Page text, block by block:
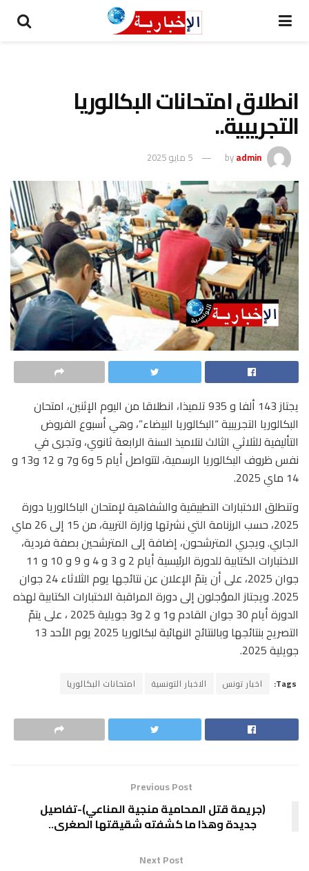
انطلاق امتحانات البكالوريا
التجريبية..
byadmin 5 مايو 2025
يجتاز 143 ألفا و 935 تلميذا، انطلاقا من اليوم الإثنين، امتحان
البكالوريا التجريبية “البكالوريا البيضاء”، وهي أسبوع الفروض
التأليفية للثلاثي الثالث لتلاميذ السنة الرابعة ثانوي، وتجرى في
نفس ظروف البكالوريا الرسمية، لتتواصل أيام 5 و6 و7 و 12 و13 و
14 ماي 2025.
وتنطلق الاختبارات التطبيقية والشفاهية لإمتحان الباكالوريا دورة
2025، حسب الرزنامة التي نشرتها وزارة التربية، من 15 إلى 26 ماي
الجاري. ويجري المترشحون، إضافة إلى المترشحين بصفة فردية،
الاختبارات الكتابية للدورة الرئيسية أيام 2 و 3 و 4 و 9 و 10 و 11
جوان 2025، على أن يتمّ الإعلان عن نتائجها يوم الثلاثاء 24 جوان
2025. ويجتاز المؤجلون إلى دورة المراقبة الاختبارات الكتابية لهذه
الدورة أيام 30 جوان القادم و1 و 2 و3 جويلية 2025 ، على يتمّ
التصريح بنتائجها وبالنتائج النهائية لبكالوريا 2025 يوم الأحد 13
جويلية 2025.
Tags: اخبار تونس الاخبار التونسية امتحانات البكالوريا
Previous Post
(جريمة قتل المحامية منجية المناعي)-تفاصيل
جديدة وهذا ما كشفته شقيقتها الصغرى..
Next Post